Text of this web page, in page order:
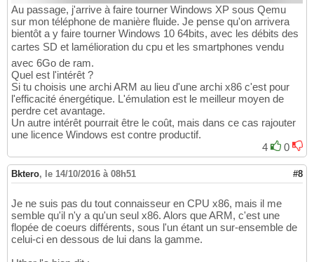
Au passage, j'arrive à faire tourner Windows XP sous Qemu
sur mon téléphone de manière fluide. Je pense qu'on arrivera
bientôt a y faire tourner Windows 10 64bits, avec les débits des
cartes SD et lamélioration du cpu et les smartphones vendu
avec 6Go de ram.
Quel est l'intérêt ?
Si tu choisis une archi ARM au lieu d'une archi x86 c'est pour
l'efficacité énergétique. L'émulation est le meilleur moyen de
perdre cet avantage.
Un autre intérêt pourrait être le coût, mais dans ce cas rajouter
une licence Windows est contre productif.
4
0
Bktero, le 14/10/2016 à 08h51 #8
Je ne suis pas du tout connaisseur en CPU x86, mais il me
semble qu'il n'y a qu'un seul x86. Alors que ARM, c'est une
flopée de coeurs différents, sous l'un étant un sur-ensemble de
celui-ci en dessous de lui dans la gamme.